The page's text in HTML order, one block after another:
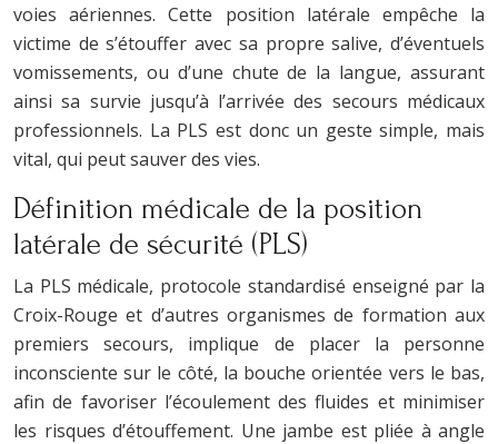
voies aériennes. Cette position latérale empêche la
victime de s’étouffer avec sa propre salive, d’éventuels
vomissements, ou d’une chute de la langue, assurant
ainsi sa survie jusqu’à l’arrivée des secours médicaux
professionnels. La PLS est donc un geste simple, mais
vital, qui peut sauver des vies.
Définition médicale de la position
latérale de sécurité (PLS)
La PLS médicale, protocole standardisé enseigné par la
Croix-Rouge et d’autres organismes de formation aux
premiers secours, implique de placer la personne
inconsciente sur le côté, la bouche orientée vers le bas,
afin de favoriser l’écoulement des fluides et minimiser
les risques d’étouffement. Une jambe est pliée à angle